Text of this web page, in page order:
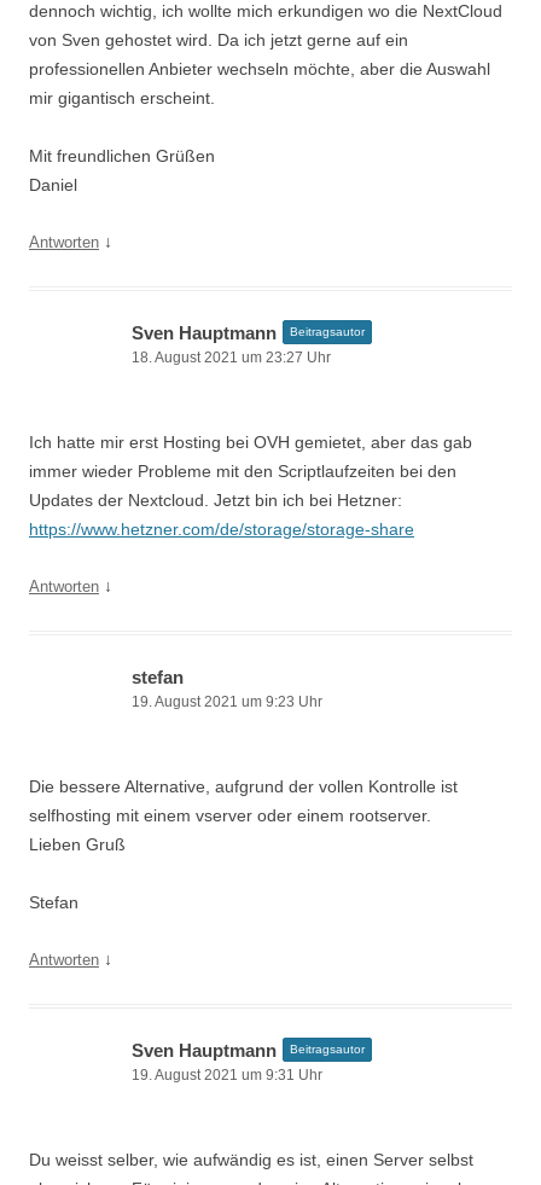
dennoch wichtig, ich wollte mich erkundigen wo die NextCloud
von Sven gehostet wird. Da ich jetzt gerne auf ein
professionellen Anbieter wechseln möchte, aber die Auswahl
mir gigantisch erscheint.
Mit freundlichen Grüßen
Daniel
Antworten ↓
Sven Hauptmann Beitragsautor
18. August 2021 um 23:27 Uhr
Ich hatte mir erst Hosting bei OVH gemietet, aber das gab
immer wieder Probleme mit den Scriptlaufzeiten bei den
Updates der Nextcloud. Jetzt bin ich bei Hetzner:
https://www.hetzner.com/de/storage/storage-share
Antworten ↓
stefan
19. August 2021 um 9:23 Uhr
Die bessere Alternative, aufgrund der vollen Kontrolle ist
selfhosting mit einem vserver oder einem rootserver.
Lieben Gruß
Stefan
Antworten ↓
Sven Hauptmann Beitragsautor
19. August 2021 um 9:31 Uhr
Du weisst selber, wie aufwändig es ist, einen Server selbst